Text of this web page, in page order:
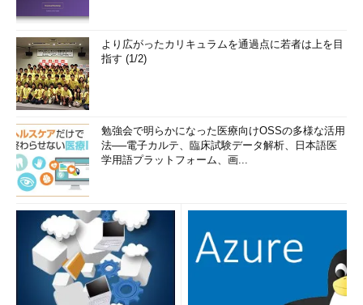
より広がったカリキュラムを通過点に若者は上を目
指す (1/2)
勉強会で明らかになった医療向けOSSの多様な活用
法──電子カルテ、臨床試験データ解析、日本語医
学用語プラットフォーム、画...